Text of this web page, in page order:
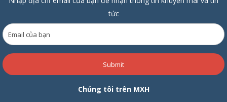
tức
Submit
Chúng tôi trên MXH